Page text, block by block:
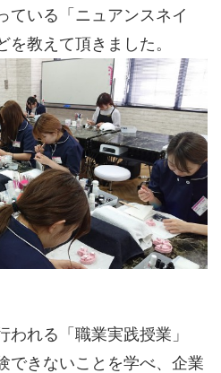
ている「ニュアンスネイ
教えて頂きました。
われる「職業実践授業」
できないことを学べ、企業